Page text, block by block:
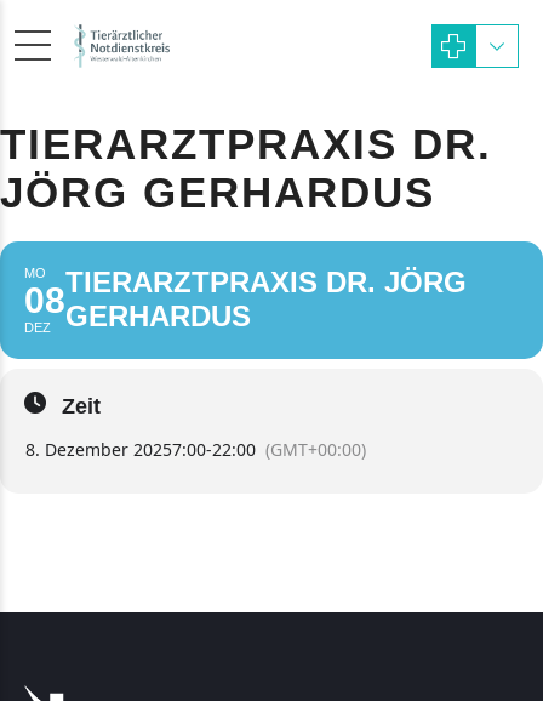
TIERARZTPRAXIS DR.
JÖRG GERHARDUS
MO
08
DEZ
TIERARZTPRAXIS DR. JÖRG
GERHARDUS
Zeit
8. Dezember 20257:00-22:00 (GMT+00:00)